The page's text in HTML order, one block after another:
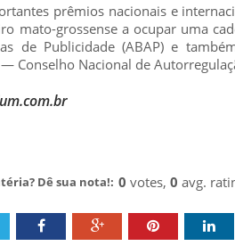
prêmios nacionais e
mato-grossense a ocupar uma
de Publicidade (ABAP) e
— Conselho Nacional de
Dê sua nota!: 0 votes, 0 avg.